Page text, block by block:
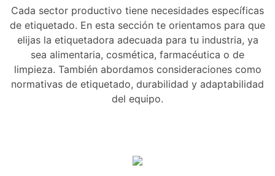
Cada sector productivo tiene necesidades específicas
de etiquetado. En esta sección te orientamos para que
elijas la etiquetadora adecuada para tu industria, ya
sea alimentaria, cosmética, farmacéutica o de
limpieza. También abordamos consideraciones como
normativas de etiquetado, durabilidad y adaptabilidad
del equipo.